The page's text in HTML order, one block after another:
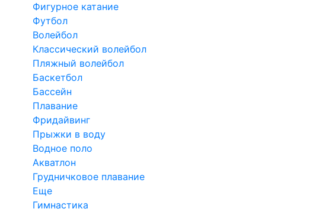
Фигурное катание
Футбол
Волейбол
Классический волейбол
Пляжный волейбол
Баскетбол
Бассейн
Плавание
Фридайвинг
Прыжки в воду
Водное поло
Акватлон
Грудничковое плавание
Еще
Гимнастика